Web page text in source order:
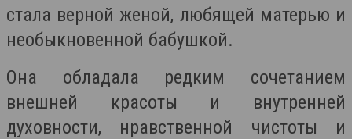
стала верной женой, любящей матерью и
необыкновенной бабушкой.
Она обладала редким сочетанием
внешней красоты и внутренней
духовности, нравственной чистоты и